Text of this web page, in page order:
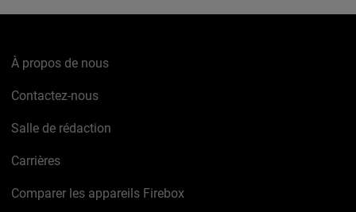
À propos de nous
Contactez-nous
Salle de rédaction
Carrières
Comparer les appareils Firebox